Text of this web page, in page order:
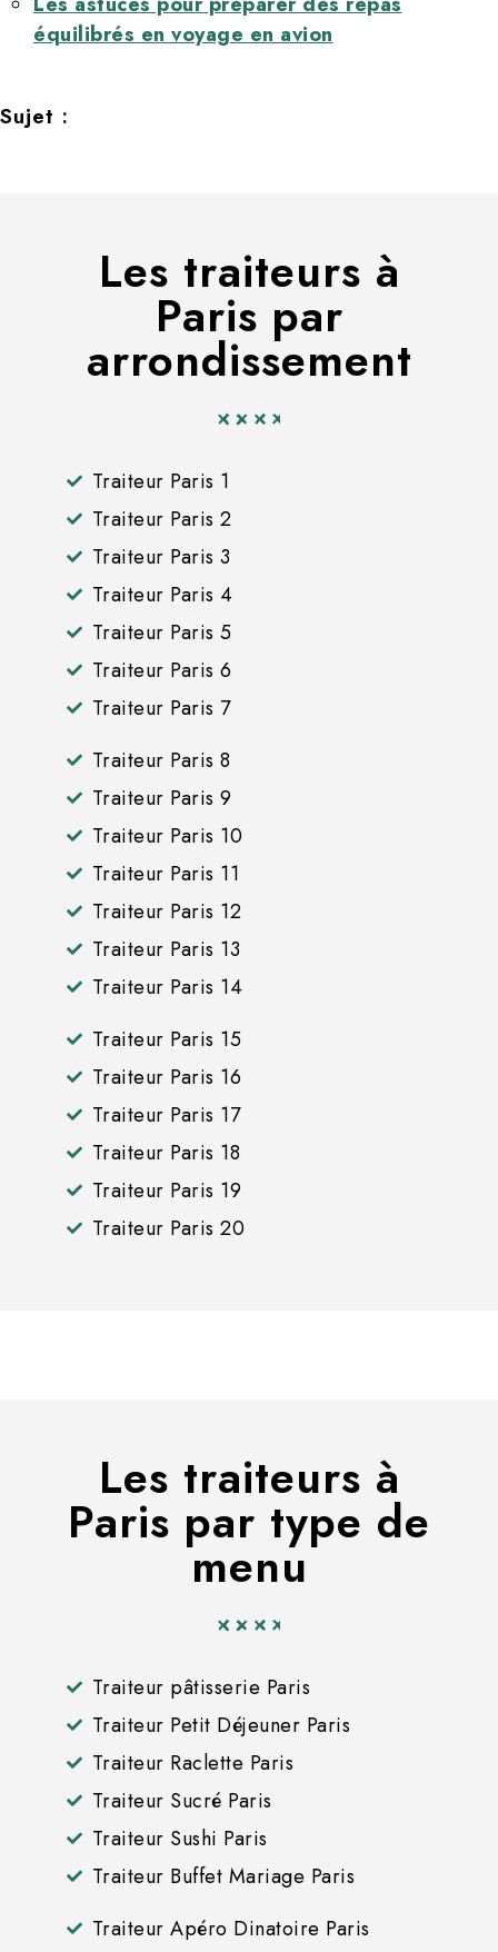
équilibrés en voyage en avion
Sujet :
Les traiteurs à
Paris par
arrondissement
Traiteur Paris 1
Traiteur Paris 2
Traiteur Paris 3
Traiteur Paris 4
Traiteur Paris 5
Traiteur Paris 6
Traiteur Paris 7
Traiteur Paris 8
Traiteur Paris 9
Traiteur Paris 10
Traiteur Paris 11
Traiteur Paris 12
Traiteur Paris 13
Traiteur Paris 14
Traiteur Paris 15
Traiteur Paris 16
Traiteur Paris 17
Traiteur Paris 18
Traiteur Paris 19
Traiteur Paris 20
Les traiteurs à
Paris par type de
menu
Traiteur pâtisserie Paris
Traiteur Petit Déjeuner Paris
Traiteur Raclette Paris
Traiteur Sucré Paris
Traiteur Sushi Paris
Traiteur Buffet Mariage Paris
Traiteur Apéro Dinatoire Paris